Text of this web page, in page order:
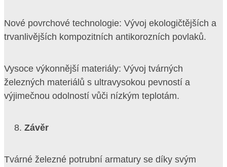
Nové povrchové technologie: Vývoj ekologičtějších a
trvanlivějších kompozitních antikorozních povlaků.
Vysoce výkonnější materiály: Vývoj tvárných
železných materiálů s ultravysokou pevností a
výjimečnou odolností vůči nízkým teplotám.
Závěr
Tvárné železné potrubní armatury se díky svým